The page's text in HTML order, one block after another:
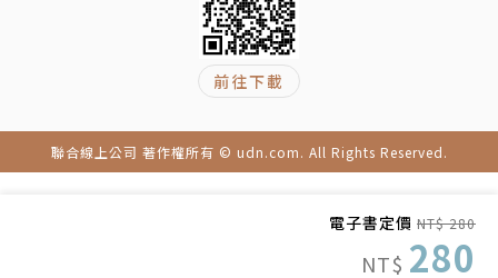
電子書定價 NT$ 280
NT$ 280
前往下載
聯合線上公司 著作權所有 © udn.com. All Rights Reserved.